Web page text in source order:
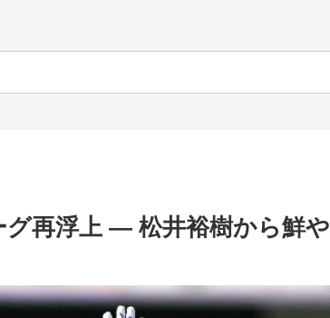
グ再浮上 — 松井裕樹から鮮や